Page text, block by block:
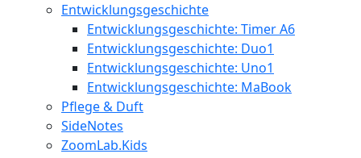
Entwicklungsgeschichte
Entwicklungsgeschichte: Timer A6
Entwicklungsgeschichte: Duo1
Entwicklungsgeschichte: Uno1
Entwicklungsgeschichte: MaBook
Pflege & Duft
SideNotes
ZoomLab.Kids